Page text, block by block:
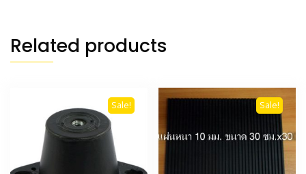
Related products
Sale! Sale!